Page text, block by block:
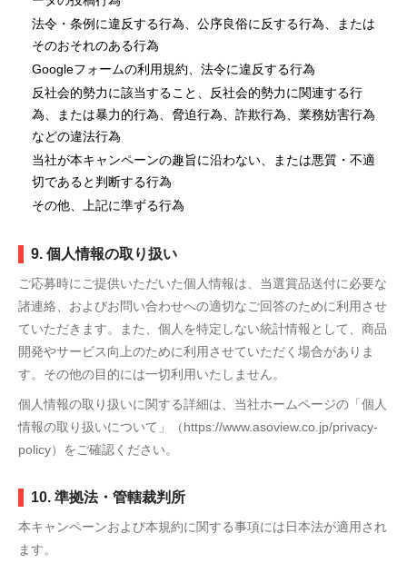
法令・条例に違反する行為、公序良俗に反する行為、または
そのおそれのある行為
Googleフォームの利用規約、法令に違反する行為
反社会的勢力に該当すること、反社会的勢力に関連する行
為、または暴力的行為、脅迫行為、詐欺行為、業務妨害行為
などの違法行為
当社が本キャンペーンの趣旨に沿わない、または悪質・不適
切であると判断する行為
その他、上記に準ずる行為
9. 個人情報の取り扱い
ご応募時にご提供いただいた個人情報は、当選賞品送付に必要な
諸連絡、およびお問い合わせへの適切なご回答のために利用させ
ていただきます。また、個人を特定しない統計情報として、商品
開発やサービス向上のために利用させていただく場合がありま
す。その他の目的には一切利用いたしません。
個人情報の取り扱いに関する詳細は、当社ホームページの「個人
情報の取り扱いについて」（https://www.asoview.co.jp/privacy-
policy）をご確認ください。
10. 準拠法・管轄裁判所
本キャンペーンおよび本規約に関する事項には日本法が適用され
ます。